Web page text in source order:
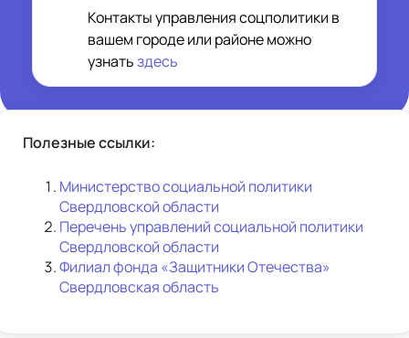
Контакты управления соцполитики в
вашем городе или районе можно
узнатьздесь
Полезные ссылки:
Министерство социальной политики
Свердловской области
Перечень управлений социальной политики
Свердловской области
Филиал фонда «Защитники Отечества»
Свердловская область